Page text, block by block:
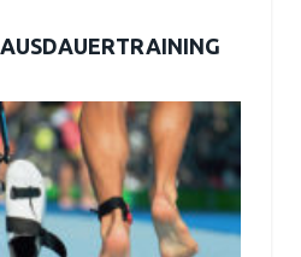
AUSDAUERTRAINING